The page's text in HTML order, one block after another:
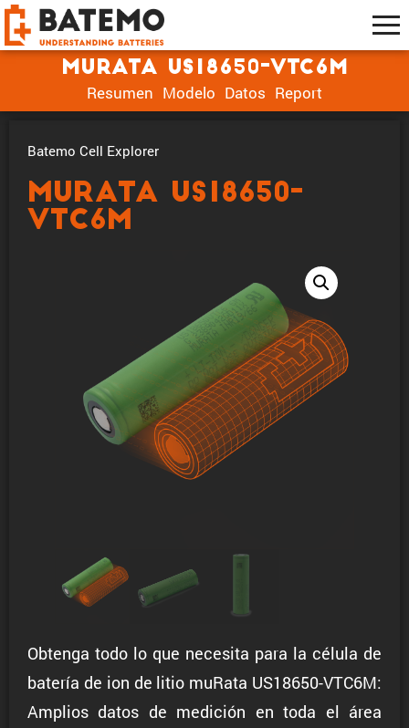
muRata US18650-VTC6M
Resumen Modelo Datos Report
Batemo Cell Explorer
muRata US18650-
VTC6M
Obtenga todo lo que necesita para la célula de
batería de ion de litio muRata US18650-VTC6M:
Amplios datos de medición en toda el área